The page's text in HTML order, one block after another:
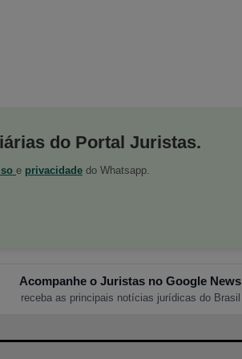
do Portal Juristas.
e privacidade do Whatsapp.
Acompanhe o Juristas no Google News
receba as principais notícias jurídicas do Brasil